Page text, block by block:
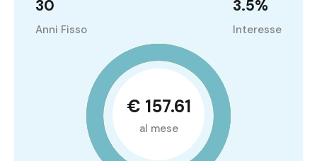
30
Anni Fisso
3.5%
Interesse
€ 157.61
al mese